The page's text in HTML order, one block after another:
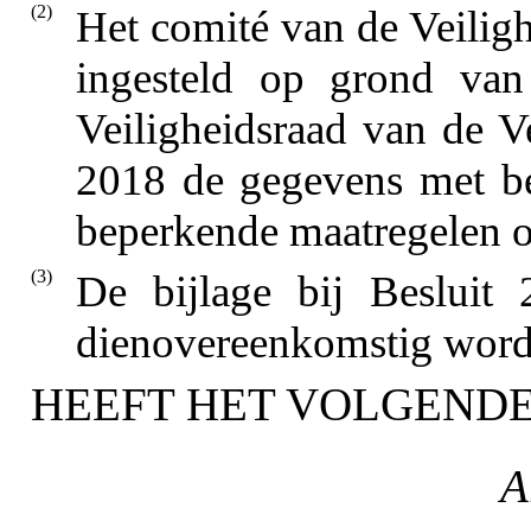
(2)
Het comité van de
ingesteld op grond
Veiligheidsraad van de
2018 de gegevens met
beperkende maatregelen
(3)
De bijlage bij Besluit
dienovereenkomstig
HEEFT HET